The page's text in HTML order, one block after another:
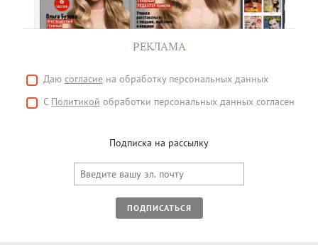
РЕКЛАМА
Даю согласие на обработку персональных данных
С Политикой обработки персональных данных согласен
Подписка на рассылку
ПОДПИСАТЬСЯ